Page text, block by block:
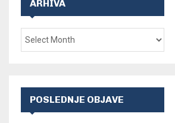
ARHIVA
POSLEDNJE OBJAVE